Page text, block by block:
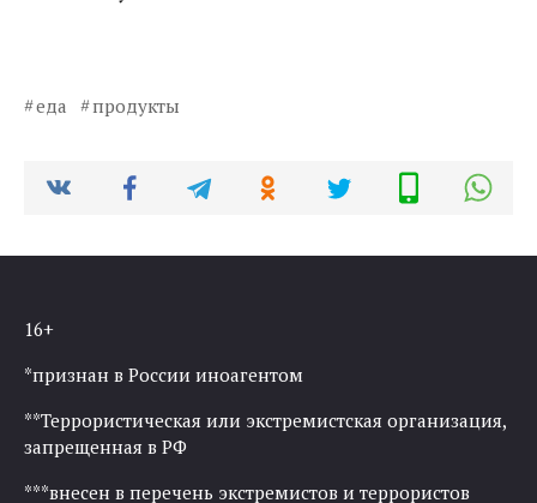
еда продукты
16+
*признан в России иноагентом
**Террористическая или экстремистская организация,
запрещенная в РФ
***внесен в перечень экстремистов и террористов